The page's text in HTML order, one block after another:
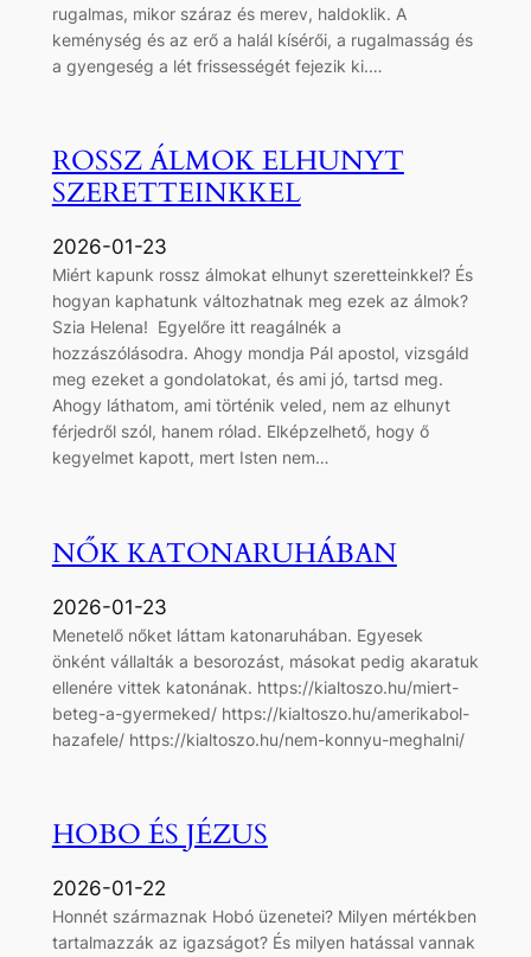
rugalmas, mikor száraz és merev, haldoklik. A
keménység és az erő a halál kísérői, a rugalmasság és
a gyengeség a lét frissességét fejezik ki.…
ROSSZ ÁLMOK ELHUNYT
SZERETTEINKKEL
2026-01-23
Miért kapunk rossz álmokat elhunyt szeretteinkkel? És
hogyan kaphatunk változhatnak meg ezek az álmok?
Szia Helena! Egyelőre itt reagálnék a
hozzászólásodra. Ahogy mondja Pál apostol, vizsgáld
meg ezeket a gondolatokat, és ami jó, tartsd meg.
Ahogy láthatom, ami történik veled, nem az elhunyt
férjedről szól, hanem rólad. Elképzelhető, hogy ő
kegyelmet kapott, mert Isten nem…
NŐK KATONARUHÁBAN
2026-01-23
Menetelő nőket láttam katonaruhában. Egyesek
önként vállalták a besorozást, másokat pedig akaratuk
ellenére vittek katonának. https://kialtoszo.hu/miert-
beteg-a-gyermeked/ https://kialtoszo.hu/amerikabol-
hazafele/ https://kialtoszo.hu/nem-konnyu-meghalni/
HOBO ÉS JÉZUS
2026-01-22
Honnét származnak Hobó üzenetei? Milyen mértékben
tartalmazzák az igazságot? És milyen hatással vannak